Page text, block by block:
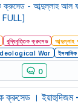
ক্রুসেড - আব্দুল্লাহ
বুদ্ধিবৃত্তিক ক্রুসেড
War
ইসলামিক
0
ক্রুসেড । ইয়াহুদিজম -